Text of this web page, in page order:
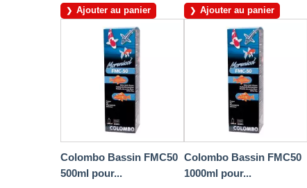
Ajouter au panier Ajouter au panier
Colombo Bassin FMC50
500ml pour...
Colombo Bassin FMC50
1000ml pour...